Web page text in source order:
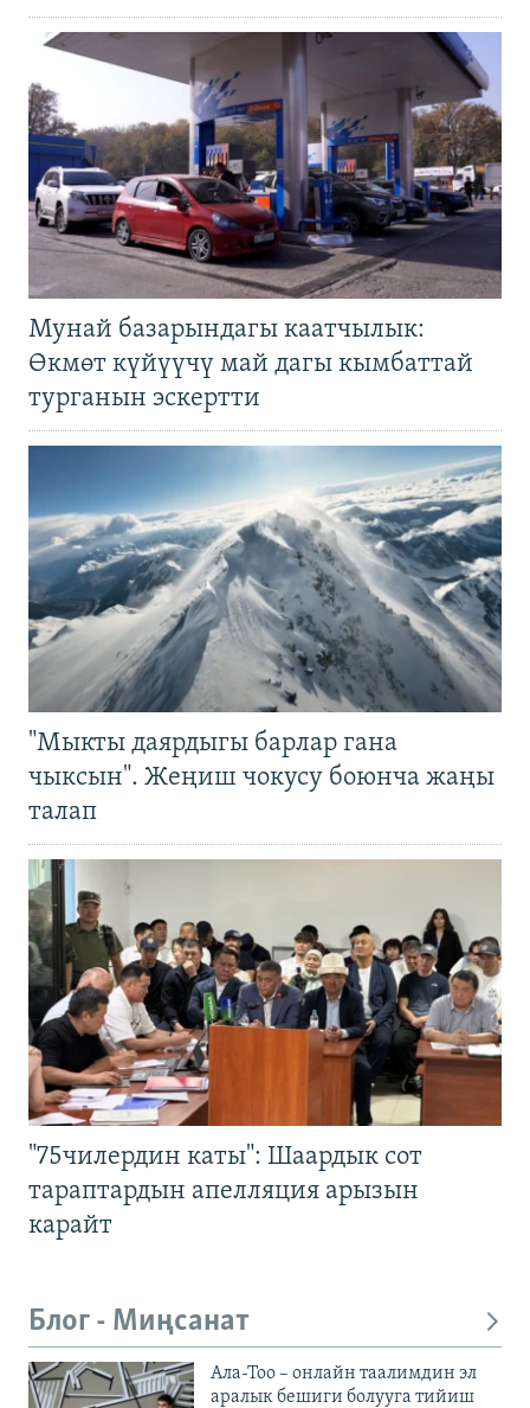
Мунай базарындагы каатчылык:
Өкмөт күйүүчү май дагы кымбаттай
турганын эскертти
"Мыкты даярдыгы барлар гана
чыксын". Жеңиш чокусу боюнча жаңы
талап
"75чилердин каты": Шаардык сот
тараптардын апелляция арызын
карайт
Блог - Миңсанат
Ала-Тоо – онлайн таалимдин эл
аралык бешиги болууга тийиш